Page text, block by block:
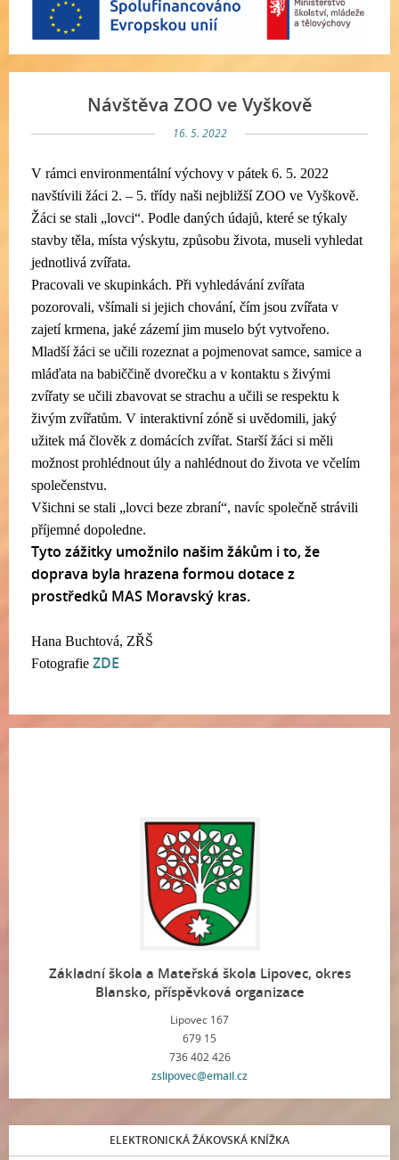
Návštěva ZOO ve Vyškově
16. 5. 2022
V rámci environmentální výchovy v pátek 6. 5. 2022
navštívili žáci 2. – 5. třídy naši nejbližší ZOO ve Vyškově.
Žáci se stali „lovci“. Podle daných údajů, které se týkaly
stavby těla, místa výskytu, způsobu života, museli vyhledat
jednotlivá zvířata.
Pracovali ve skupinkách. Při vyhledávání zvířata
pozorovali, všímali si jejich chování, čím jsou zvířata v
zajetí krmena, jaké zázemí jim muselo být vytvořeno.
Mladší žáci se učili rozeznat a pojmenovat samce, samice a
mláďata na babiččině dvorečku a v kontaktu s živými
zvířaty se učili zbavovat se strachu a učili se respektu k
živým zvířatům. V interaktivní zóně si uvědomili, jaký
užitek má člověk z domácích zvířat. Starší žáci si měli
možnost prohlédnout úly a nahlédnout do života ve včelím
společenstvu.
Všichni se stali „lovci beze zbraní“, navíc společně strávili
příjemné dopoledne.
Tyto zážitky umožnilo našim žákům i to, že
doprava byla hrazena formou dotace z
prostředků MAS Moravský kras.
Hana Buchtová, ZŘŠ
Fotografie ZDE
Základní škola a Mateřská škola Lipovec, okres
Blansko, příspěvková organizace
Lipovec 167
679 15
736 402 426
zslipovec@email.cz
ELEKTRONICKÁ ŽÁKOVSKÁ KNÍŽKA